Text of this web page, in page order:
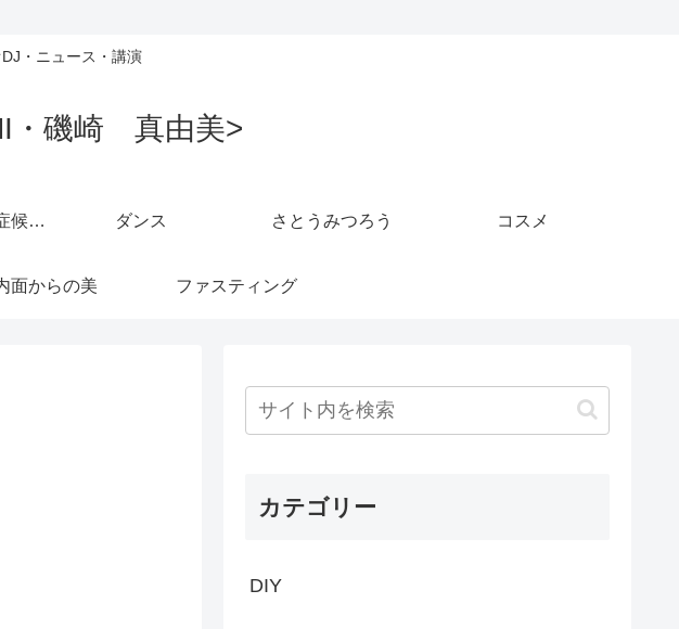
・ニュース・講演
・磯崎 真由美>
子供の病気（多脾症候群） ダンス さとうみつろう コスメ
面からの美 ファスティング
カテゴリー
DIY